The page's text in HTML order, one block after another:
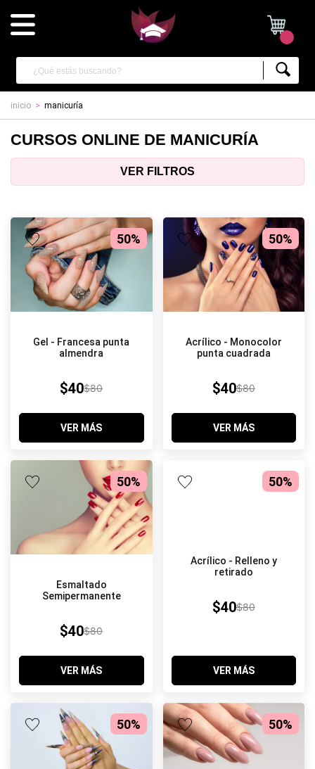
inicio manicuría
CURSOS ONLINE DE MANICURÍA
VER FILTROS
50%
Gel - Francesa punta
almendra
$80
$40
VER MÁS
50%
Acrílico - Monocolor
punta cuadrada
$80
$40
VER MÁS
50%
Esmaltado
Semipermanente
$80
$40
VER MÁS
50%
Acrílico - Relleno y
retirado
$80
$40
VER MÁS
50% 50%